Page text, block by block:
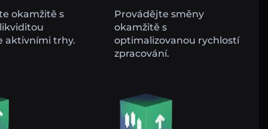
okamžitě s
aktivními trhy.
Provádějte směny
okamžitě s
optimalizovanou rychlostí
zpracování.